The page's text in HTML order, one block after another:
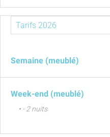
Semaine (meublé)
Week-end (meublé)
• - 2 nuits